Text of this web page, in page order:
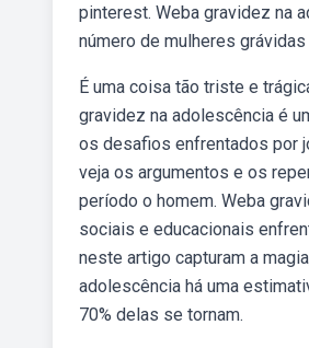
pinterest. Weba gravidez na
número de mulheres
É uma coisa tão triste e
gravidez na adolescência é
os desafios enfrentados por
veja os argumentos e os
período o homem. Weba
sociais e educacionais
neste artigo capturam a
adolescência há uma
70% delas se tornam.